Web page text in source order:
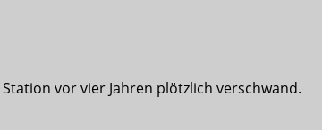
vor vier Jahren plötzlich verschwand.